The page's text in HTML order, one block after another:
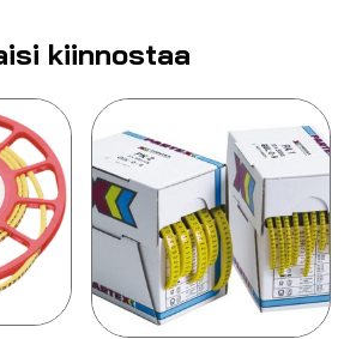
kiinnostaa